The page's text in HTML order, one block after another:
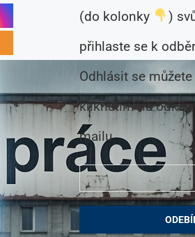
(do kolonky
)
přihlaste se k
Odhlásit se
kliknutím na odkaz
mailu.